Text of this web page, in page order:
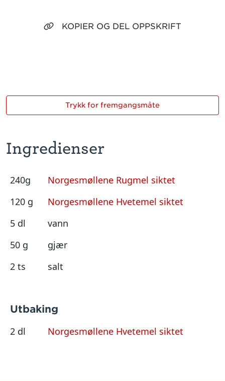
KOPIER OG DEL OPPSKRIFT
Ingredienser
240g
Norgesmøllene Rugmel siktet
120 g
Norgesmøllene Hvetemel siktet
5 dl
vann
50 g
gjær
2 ts
salt
Utbaking
2 dl
Norgesmøllene Hvetemel siktet
Trykk for fremgangsmåte